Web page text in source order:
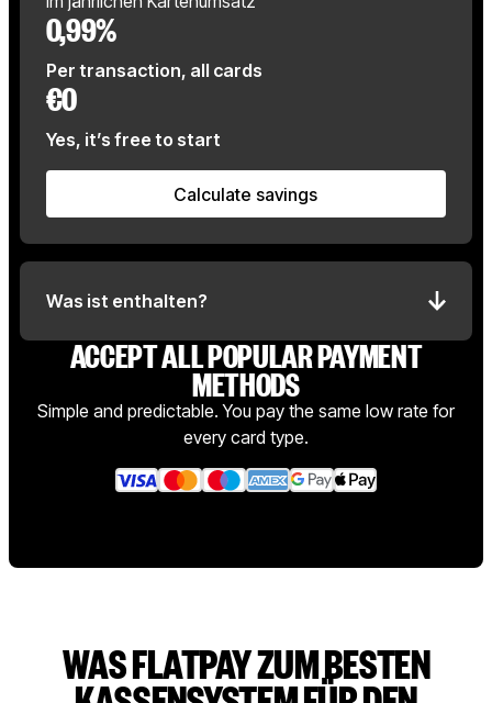
0,99%
Per transaction, all cards
€0
Yes, it’s free to start
Calculate savings
Calculate savings
Was ist enthalten?
ACCEPT ALL POPULAR PAYMENT
METHODS
Simple and predictable. You pay the same low rate for
every card type.
WAS FLATPAY ZUM BESTEN